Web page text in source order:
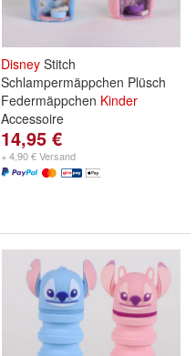
Disney Stitch
Schlampermäppchen Plüsch
Federmäppchen Kinder
Accessoire
14,95 €
+ 4,90 € Versand